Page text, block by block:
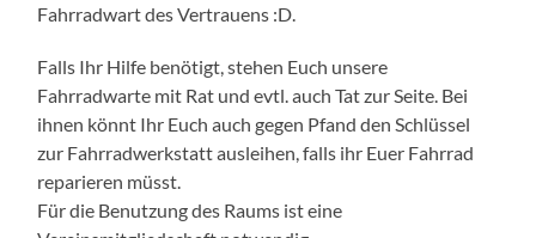
Fahrradwart des Vertrauens :D.
Falls Ihr Hilfe benötigt, stehen Euch unsere
Fahrradwarte mit Rat und evtl. auch Tat zur Seite. Bei
ihnen könnt Ihr Euch auch gegen Pfand den Schlüssel
zur Fahrradwerkstatt ausleihen, falls ihr Euer Fahrrad
reparieren müsst.
Für die Benutzung des Raums ist eine